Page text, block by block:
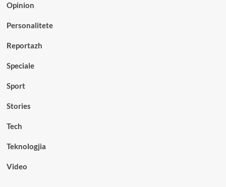
Opinion
Personalitete
Reportazh
Speciale
Sport
Stories
Tech
Teknologjia
Video